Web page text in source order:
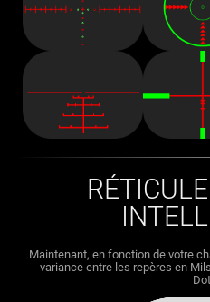
Maintenant, en fonction de votre
variance entre les repères en